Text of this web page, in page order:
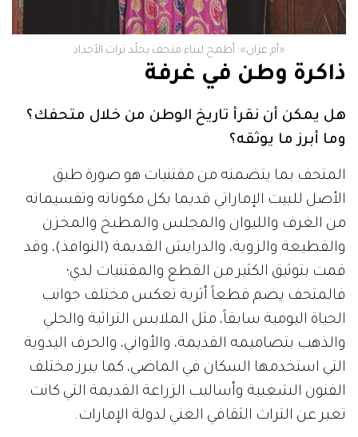
«أم عزان»: أطمح لبناء متحف يخلّد تراث الأجداد
ذاكرة وطن في غرفة
هل يمكن أن نقرأ تاريخ الوطن من خلال متحفك؟
وما أبرز ما يوثقه؟
المتحف بما يتضمنه من مقتنيات هو صورة طبق
الأصل للبيت الإماراتي قديما بكل مكوناته وتقسيماته
من الغرف والليوان والمجلس والمطبخ والمخزن
والقطيعة والزوية، والدرايش القديمة (النوافذ)، وقد
قمت بتوثيق الكثير من القطع والمقتنيات لدي؛
فالمتحف يضم قطعاً أثرية تعكس مختلف جوانب
الحياة اليومية سابقاً، مثل الملابس التراثية والحلي
والذهب بتصاميمه القديمة، والأواني، والحرف اليدوية
التي استخدمها السكان في الماضي، كما يبرز مختلف
الفنون الشعبية وأساليب الزراعة القديمة التي كانت
تعبر عن التراث الثقافي الغني لدولة الإمارات.